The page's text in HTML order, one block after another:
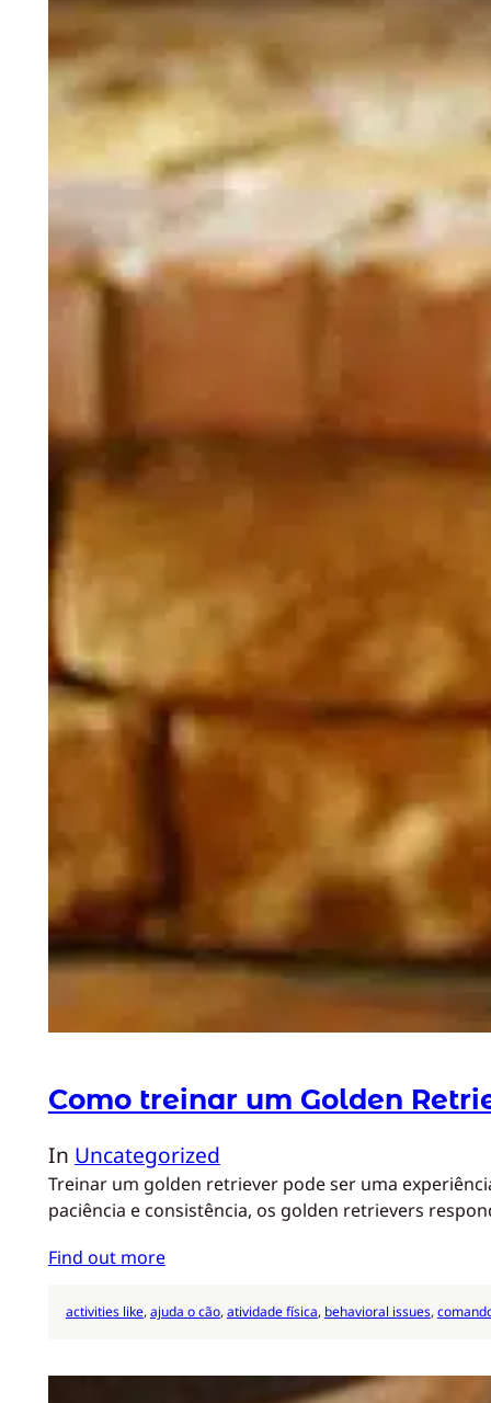
Como treinar um Golden
In Uncategorized
Treinar um golden retriever pode ser uma
paciência e consistência, os golden retrievers
Find out more
activities like, ajuda o cão, atividade física, behavioral issues,